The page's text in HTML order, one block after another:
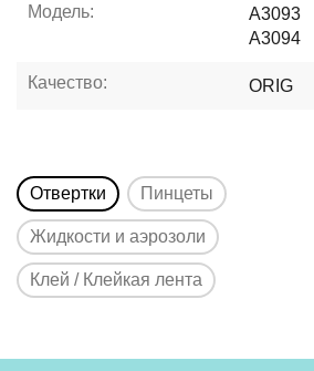
Модель:
A3093
A3094
Качество: ORIG
Отвертки Пинцеты
Жидкости и аэрозоли
Клей / Клейкая лента